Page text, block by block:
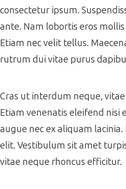
consectetur ipsum.
ante. Nam lobortis eros
Etiam nec velit tellus.
rutrum dui vitae purus
Cras ut interdum neque,
Etiam venenatis eleifend nisi
augue nec ex aliquam
elit. Vestibulum sit amet
vitae neque rhoncus efficitur.